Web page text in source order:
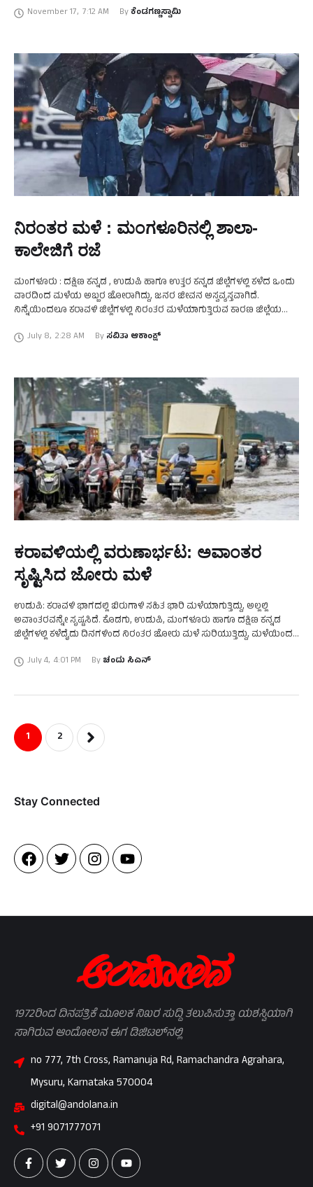
November 17, 7:12 AM By ಕೆಂಡಗಣ್ಣಸ್ವಾಮಿ
ನಿರಂತರ ಮಳೆ : ಮಂಗಳೂರಿನಲ್ಲಿ ಶಾಲಾ-
ಕಾಲೇಜಿಗೆ ರಜೆ
ಮಂಗಳೂರು : ದಕ್ಷಿಣ ಕನ್ನಡ , ಉಡುಪಿ ಹಾಗೂ ಉತ್ತರ ಕನ್ನಡ ಜಿಲ್ಲೆಗಳಲ್ಲಿ ಕಳೆದ ಒಂದು
ವಾರದಿಂದ ಮಳೆಯ ಅಬ್ಬರ ಜೋರಾಗಿದ್ದು, ಜನರ ಜೀವನ ಅಸ್ವವ್ಯಸ್ತವಾಗಿದೆ.
ನಿನ್ನೆಯಿಂದಲೂ ಕರಾವಳಿ ಜಿಲ್ಲೆಗಳಲ್ಲಿ ನಿರಂತರ ಮಳೆಯಾಗುತ್ತಿರುವ ಕಾರಣ ಜಿಲ್ಲೆಯ
July 8, 2:28 AM By
ಕರಾವಳಿಯಲ್ಲಿ ವರುಣಾರ್ಭಟ: ಅವಾಂತರ
ಸೃಷ್ಟಿಸಿದ ಜೋರು ಮಳೆ
ಉಡುಪಿ: ಕರಾವಳಿ ಭಾಗದಲ್ಲಿ ಬಿರುಗಾಳಿ ಸಹಿತ ಭಾರಿ ಮಳೆಯಾಗುತ್ತಿದ್ದು, ಅಲ್ಲಲ್ಲಿ
ಅವಾಂತರವನ್ನೇ ಸೃಷ್ಟಸಿದೆ. ಕೊಡಗು, ಉಡುಪಿ, ಮಂಗಳೂರು ಹಾಗೂ ದಕ್ಷಿಣ ಕನ್ನಡ
ಜಿಲ್ಲೆಗಳಲ್ಲಿ ಕಳೆದೈದು ದಿನಗಳಿಂದ ನಿರಂತರ ಜೋರು ಮಳೆ ಸುರಿಯುತ್ತಿದ್ದು, ಮಳೆಯಿಂದ
July 4, 4:01 PM By ಚಂದು ಸಿಎನ್
1 2
Stay Connected​
1972ರಿಂದ ದಿನಪತ್ರಿಕೆ ಮೂಲಕ ನಿಖರ ಸುದ್ದಿ ತಲುಪಿಸುತ್ತಾ ಯಶಸ್ವಿಯಾಗಿ
ಸಾಗಿರುವ ಆಂದೋಲನ ಈಗ ಡಿಜಿಟಲ್‌ನಲ್ಲಿ
no 777, 7th Cross, Ramanuja Rd, Ramachandra Agrahara,
Mysuru, Karnataka 570004
digital@andolana.in
+91 9071777071